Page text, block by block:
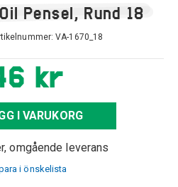
Pensel, Rund 18
VA-1670_18
kr
I VARUKORG
omgående leverans
i önskelista